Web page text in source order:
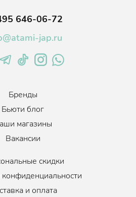
646-06-72
jap.ru
Бренды
Бьюти блог
магазины
Вакансии
скидки
и оплата